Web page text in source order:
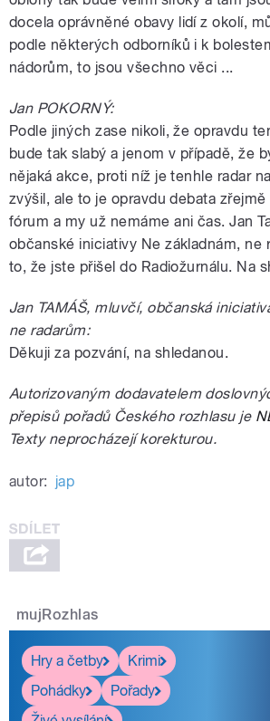
docela oprávněné obavy lidí z okolí,
podle některých odborníků i k
nádorům, to jsou všechno věci ...
Jan POKORNÝ:
Podle jiných zase nikoli, že opravdu
bude tak slabý a jenom v případě, že
nějaká akce, proti níž je tenhle radar
zvýšil, ale to je opravdu debata
fórum a my už nemáme ani čas. Jan
občanské iniciativy Ne základnám, ne
to, že jste přišel do Radiožurnálu. Na
Jan TAMÁŠ, mluvčí, občanská
ne radarům:
Děkuji za pozvání, na shledanou.
Autorizovaným dodavatelem
přepisů pořadů Českého rozhlasu je
Texty neprocházejí korekturou.
autor: jap
mujRozhlas
Hry a četby
Krimi
Pohádky
Pořady